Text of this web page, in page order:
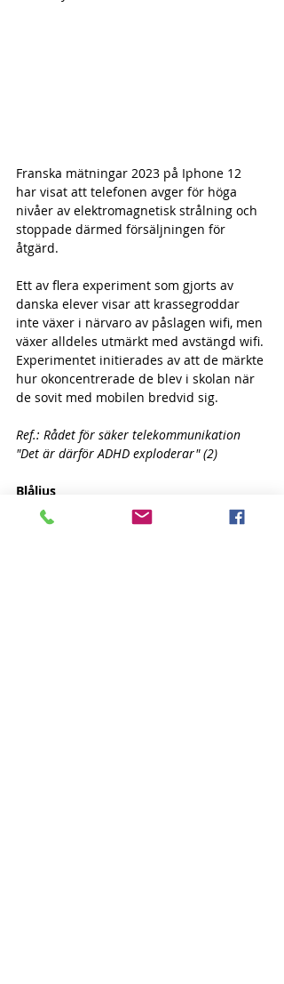
Franska mätningar 2023 på Iphone 12
har visat att telefonen avger för höga
nivåer av elektromagnetisk strålning och
stoppade därmed försäljningen för
åtgärd.
Ett av flera experiment som gjorts av
danska elever visar att krassegroddar
inte växer i närvaro av påslagen wifi, men
växer alldeles utmärkt med avstängd wifi.
Experimentet initierades av att de märkte
hur okoncentrerade de blev i skolan när
de sovit med mobilen bredvid sig.
Ref.: Rådet för säker telekommunikation
"Det är därför ADHD exploderar" (2)
Blåljus
En annan anledning kan vara att skärmar
avger blått ljus, vilket stör sömnen på